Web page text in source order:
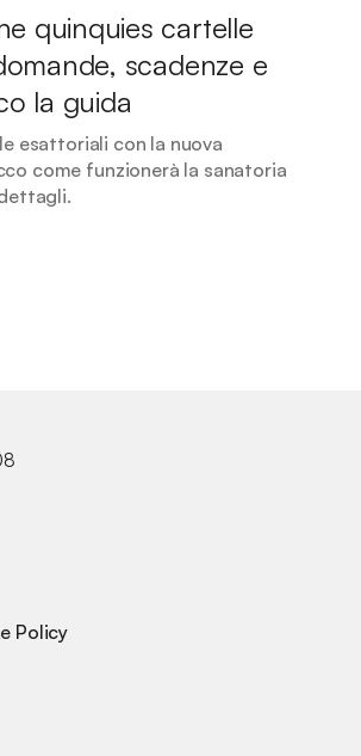
quinquies cartelle
scadenze e
la guida
esattoriali con la nuova
come funzionerà la sanatoria
Policy